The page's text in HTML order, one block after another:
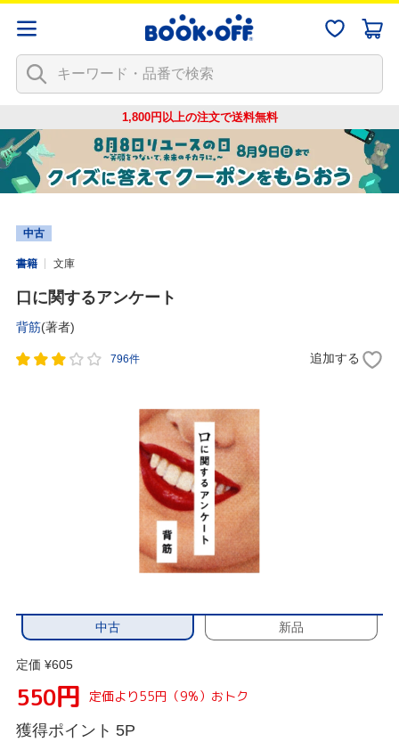
1,800円以上の注文で送料無料
中古
書籍 文庫
口に関するアンケート
背筋(著者)
796件 追加する
中古 新品
定価 ¥605
550円 定価より55円（9%）おトク
獲得ポイント 5P